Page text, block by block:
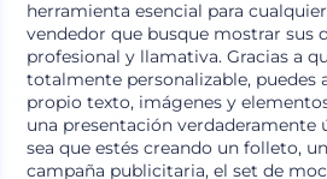
herramienta esencial para
vendedor que busque mostrar sus
profesional y llamativa. Gracias a
totalmente personalizable,
propio texto, imágenes y
una presentación verdaderamente
sea que estés creando un folleto,
campaña publicitaria, el set de